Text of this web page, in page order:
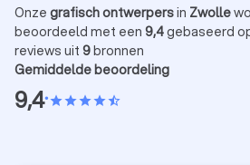
Onze grafisch ontwerpersin Zwolle
beoordeeld met een 9,4gebaseerd
reviews uit 9bronnen
Gemiddelde beoordeling
9,4•starstarstarstarstar_half